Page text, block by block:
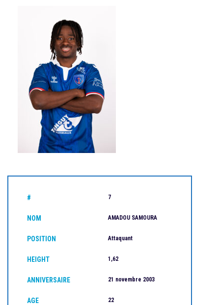
# 7
NOM AMADOU SAMOURA
POSITION Attaquant
HEIGHT 1,62
ANNIVERSAIRE 21 novembre 2003
AGE 22